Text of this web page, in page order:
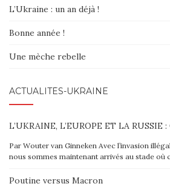
L’Ukraine : un an déjà !
Bonne année !
Une mèche rebelle
ACTUALITÉS-UKRAINE
L’UKRAINE, L’EUROPE ET LA RUSSIE
Par Wouter van Ginneken Avec l’invasion
nous sommes maintenant arrivés au stade où
Poutine versus Macron